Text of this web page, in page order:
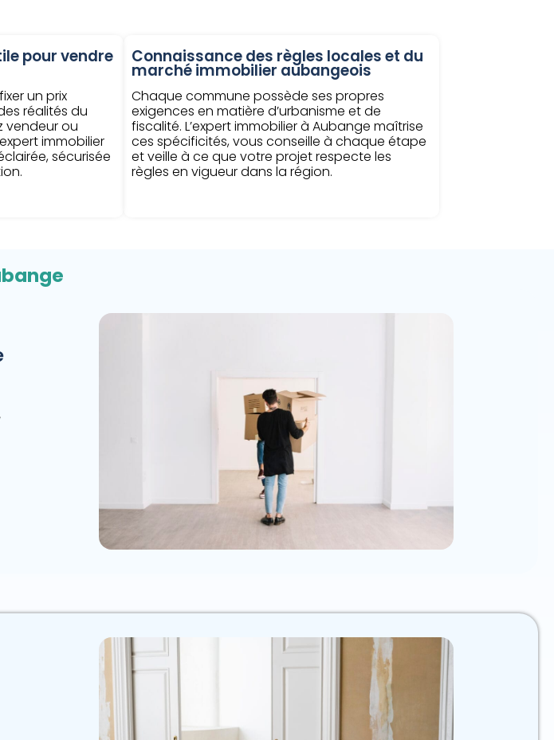
pour vendre
un prix
réalités du
vendeur ou
immobilier
sécurisée
Connaissance des règles locales et du
marché immobilier aubangeois
Chaque commune possède ses propres
exigences en matière d’urbanisme et de
fiscalité. L’expert immobilier à Aubange maîtrise
ces spécificités, vous conseille à chaque étape
et veille à ce que votre projet respecte les
règles en vigueur dans la région.